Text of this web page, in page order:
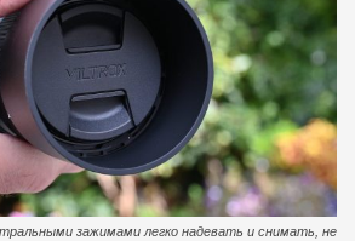
зажимами легко надевать и снимать, не